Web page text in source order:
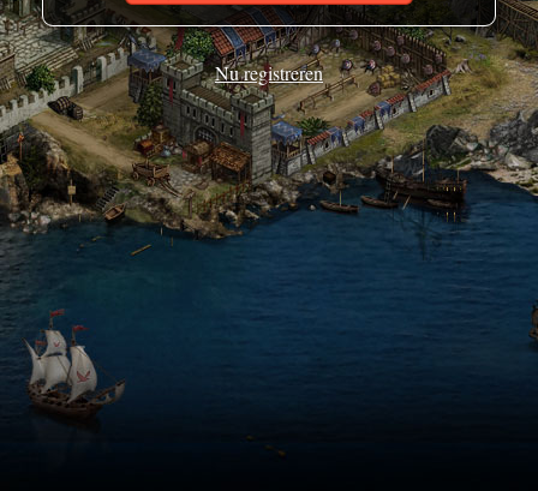
Nu registreren